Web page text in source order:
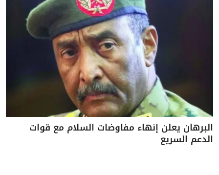
البرهان يعلن إنهاء مفاوضات السلام مع قوات
الدعم السريع